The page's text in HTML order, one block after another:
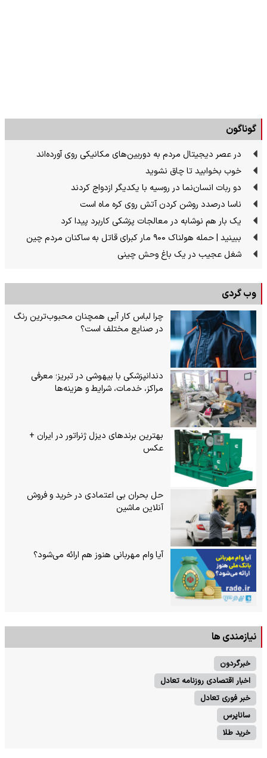
گوناگون
در عصر دیجیتال مردم به دوربین‌های مکانیکی روی آورده‌اند
خوب بخوابید تا چاق نشوید
دو ربات انسان‌نما در روسیه با یکدیگر ازدواج کردند
ناسا درصدد روشن کردن آتش روی کره ماه است
یک بار هم نوشابه در معالجات پزشکی کاربرد پیدا کرد
ببینید | حمله هولناک ۹۰۰ مار کبرای قاتل به ساکنان مردم چین
شغل عجیب در یک باغ وحش چینی
وب گردی
چرا لباس کار آبی همچنان محبوب‌ترین رنگ
در صنایع مختلف است؟
دندانپزشکی با بیهوشی در تبریز؛ معرفی
مراکز، خدمات، شرایط و هزینه‌ها
بهترین برندهای دیزل ژنراتور در ایران +
عکس
حل بحران بی‌ اعتمادی در خرید و فروش
آنلاین ماشین
آیا وام مهربانی هنوز هم ارائه می‌شود؟
نیازمندی ها
خبرگردون
اخبار اقتصادی روزنامه تعادل
خبر فوری تعادل
ساناپرس
خرید طلا